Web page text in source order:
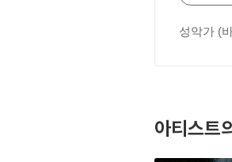
성악가 (
아티스트